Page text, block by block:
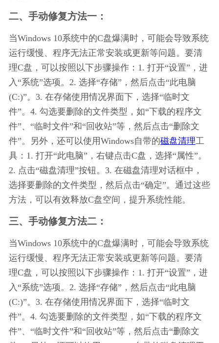
二、手动修复方法一：
当Windows 10系统中的C盘爆满时，可能会导致系统
运行缓慢、程序无法正常安装或更新等问题。要清
理C盘，可以按照以下步骤操作：1. 打开“设置”，进
入“系统”选项。2. 选择“存储”，然后点击“此电脑
(C:)”。3. 在存储使用情况界面下，选择“临时文
件”。4. 勾选要删除的文件类型，如“下载的程序文
件”、“临时文件”和“回收站”等，然后点击“删除文
件”。另外，还可以使用Windows自带的磁盘清理工
具：1. 打开“此电脑”，右键点击C盘，选择“属性”。
2. 点击“磁盘清理”按钮。3. 在磁盘清理对话框中，
选择要删除的文件类型，然后点击“确定”。通过这些
方法，可以有效释放C盘空间，提升系统性能。
三、手动修复方法二：
当Windows 10系统中的C盘爆满时，可能会导致系统
运行缓慢、程序无法正常安装或更新等问题。要清
理C盘，可以按照以下步骤操作：1. 打开“设置”，进
入“系统”选项。2. 选择“存储”，然后点击“此电脑
(C:)”。3. 在存储使用情况界面下，选择“临时文
件”。4. 勾选要删除的文件类型，如“下载的程序文
件”、“临时文件”和“回收站”等，然后点击“删除文